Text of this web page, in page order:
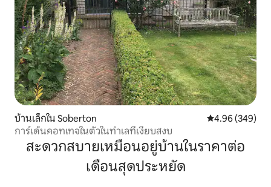
บ้านเล็กใน Soberton คะแนนเฉลี่ย
4.96 (349)
การ์เด้นคอทเทจในตัวในทำเลที่เงียบสงบ
สะดวกสบายเหมือนอยู่บ้านในราคาต่อ
เดือนสุดประหยัด